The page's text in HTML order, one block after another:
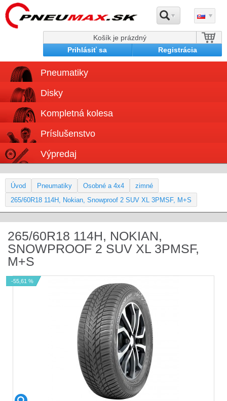
Košík je prázdný
Prihlásiť sa
Registrácia
Pneumatiky
Disky
Kompletná kolesa
Príslušenstvo
Výpredaj
Úvod Pneumatiky Osobné a 4x4
zimné
265/60R18 114H, Nokian, Snowproof 2 SUV XL 3PMSF, M+S
265/60R18 114H, NOKIAN,
SNOWPROOF 2 SUV XL 3PMSF,
M+S
-55,61 %